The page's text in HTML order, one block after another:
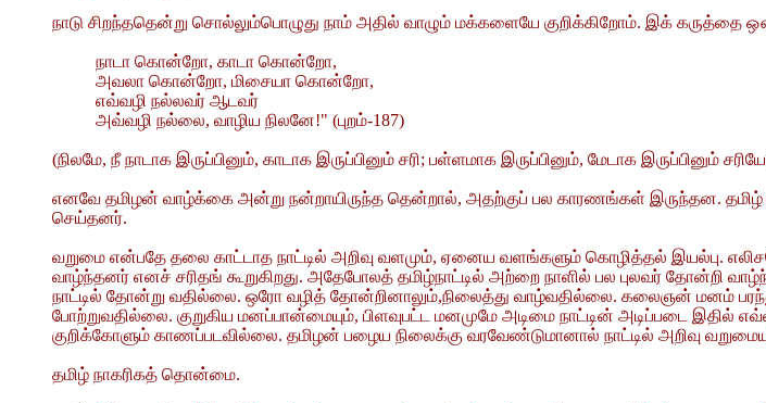
நாடு சிறந்ததென்று சொல்லும்பொழுது நாம் அதில் வாழும் மக்களையே குறிக்கிறோம். இக் கருத்தை
நாடா கொன்றோ, காடா கொன்றோ,
அவலா கொன்றோ, மிசையா கொன்றோ,
எவ்வழி நல்லவர் ஆடவர்
அவ்வழி நல்லை, வாழிய நிலனே!" (புறம்-187)
(நிலமே, நீ நாடாக இருப்பினும், காடாக இருப்பினும் சரி; பள்ளமாக இருப்பினும், மேடாக
எனவே தமிழன் வாழ்க்கை அன்று நன்றாயிருந்த தென்றால், அதற்குப் பல காரணங்கள் இருந்தன. தமிழ்
செய்தனர்.
வறுமை என்பதே தலை காட்டாத நாட்டில் அறிவு வளமும், ஏனைய வளங்களும் கொழித்தல் இயல்பு.
வாழ்ந்தனர் எனச் சரிதங் கூறுகிறது. அதேபோலத் தமிழ்நாட்டில் அற்றை நாளில் பல புலவர்
நாட்டில் தோன்று வதில்லை. ஒரோ வழித் தோன்றினாலும்,நிலைத்து வாழ்வதில்லை. கலைஞன் மனம்
போற்றுவதில்லை. குறுகிய மனப்பான்மையும், பிளவுபட்ட மனமுமே அடிமை நாட்டின் அடிப்படை
குறிக்கோளும் காணப்படவில்லை. தமிழன் பழைய நிலைக்கு வரவேண்டுமானால் நாட்டில் அறிவு
தமிழ் நாகரிகத் தொன்மை.